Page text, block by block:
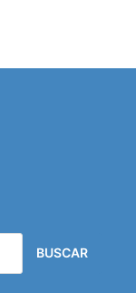
BUSCAR